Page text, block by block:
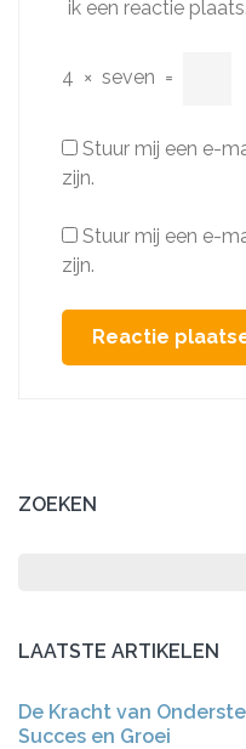
ik een reactie plaats.
4 × seven =
Stuur mij een e-
zijn.
Stuur mij een e-
zijn.
ZOEKEN
LAATSTE ARTIKELEN
De Kracht van
Succes en Groei